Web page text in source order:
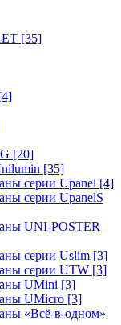
[35]
[20]
[35]
серии Upanel [4]
серии UpanelS
UNI-POSTER
серии Uslim [3]
серии UTW [3]
UMini [3]
UMicro [3]
«Всё-в-одном»